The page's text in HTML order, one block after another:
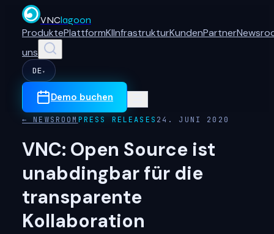
VNClagoon
ProduktePlattformKIInfrastrukturKundenPartner
uns
DE ▾
Demo buchen
← NEWSROOM PRESS RELEASES 24. JUNI 2020
VNC: Open Source ist
unabdingbar für die
transparente
Kollaboration